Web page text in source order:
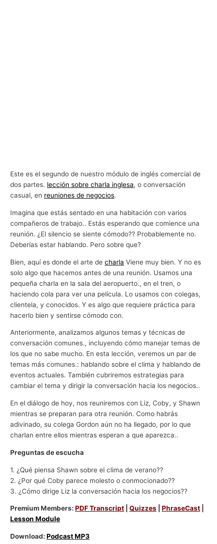
Este es el segundo de nuestro módulo de inglés comercial de
dos partes. lección sobre charla inglesa, o conversación
casual, en reuniones de negocios.
Imagina que estás sentado en una habitación con varios
compañeros de trabajo.. Estás esperando que comience una
reunión. ¿El silencio se siente cómodo?? Probablemente no.
Deberías estar hablando. Pero sobre que?
Bien, aquí es donde el arte decharla Viene muy bien. Y no es
solo algo que hacemos antes de una reunión. Usamos una
pequeña charla en la sala del aeropuerto., en el tren, o
haciendo cola para ver una película. Lo usamos con colegas,
clientela, y conocidos. Y es algo que requiere práctica para
hacerlo bien y sentirse cómodo con.
Anteriormente, analizamos algunos temas y técnicas de
conversación comunes., incluyendo cómo manejar temas de
los que no sabe mucho. En esta lección, veremos un par de
temas más comunes.: hablando sobre el clima y hablando de
eventos actuales. También cubriremos estrategias para
cambiar el tema y dirigir la conversación hacia los negocios..
En el diálogo de hoy, nos reuniremos con Liz, Coby, y Shawn
mientras se preparan para otra reunión. Como habrás
adivinado, su colega Gordon aún no ha llegado, por lo que
charlan entre ellos mientras esperan a que aparezca..
Preguntas de escucha
1. ¿Qué piensa Shawn sobre el clima de verano??
2. ¿Por qué Coby parece molesto o conmocionado??
3. ¿Cómo dirige Liz la conversación hacia los negocios??
Premium Members:PDF Transcript |Quizzes |PhraseCast
Lesson Module
Download:Podcast MP3